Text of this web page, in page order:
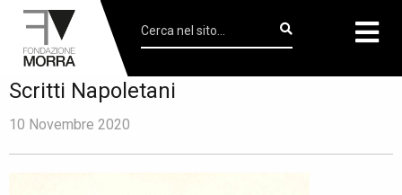
Scritti Napoletani
10 Novembre 2020